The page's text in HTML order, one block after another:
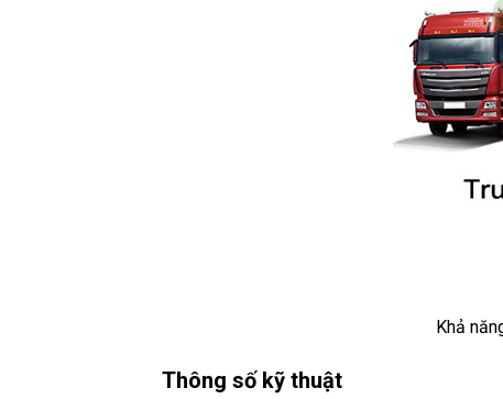
Khả
Thông số kỹ thuật